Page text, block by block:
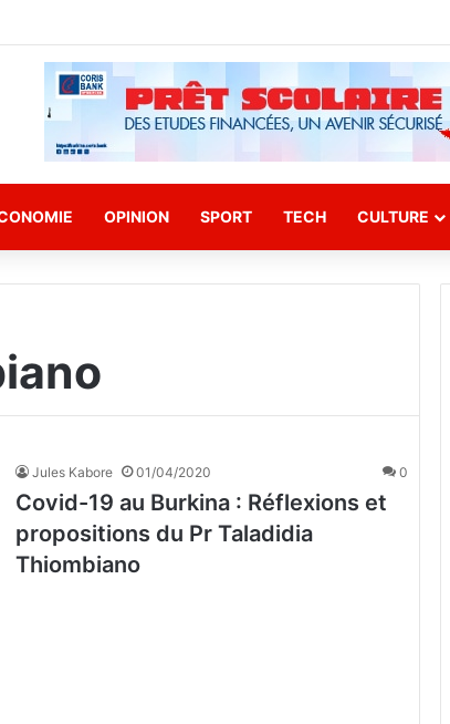
OPINION SPORT TECH CULTURE
Jules Kabore 01/04/2020 0
Covid-19 au Burkina : Réflexions et
propositions du Pr Taladidia
Thiombiano